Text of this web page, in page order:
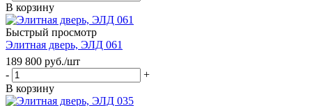
В корзину
Быстрый просмотр
Элитная дверь, ЭЛД 061
189 800 руб./шт
-
+
В корзину